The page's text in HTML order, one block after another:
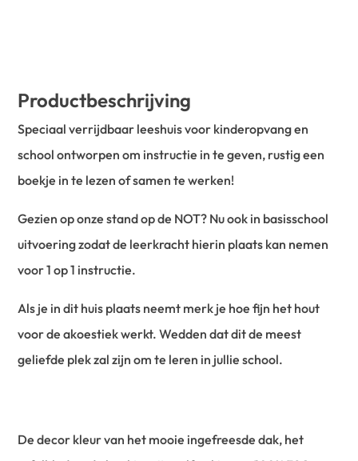
Productbeschrijving
Speciaal verrijdbaar leeshuis voor kinderopvang en
school ontworpen om instructie in te geven, rustig een
boekje in te lezen of samen te werken!
Gezien op onze stand op de NOT? Nu ook in basisschool
uitvoering zodat de leerkracht hierin plaats kan nemen
voor 1 op 1 instructie.
Als je in dit huis plaats neemt merk je hoe fijn het hout
voor de akoestiek werkt. Wedden dat dit de meest
geliefde plek zal zijn om te leren in jullie school.
De decor kleur van het mooie ingefreesde dak, het